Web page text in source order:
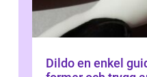
Dildo en enkel guide till material,